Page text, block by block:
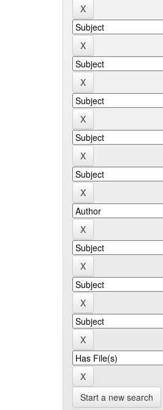
Start a new search